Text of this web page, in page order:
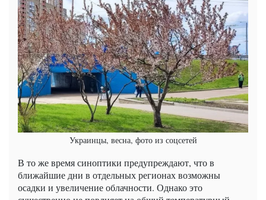
Украинцы, весна, фото из соцсетей
В то же время синоптики предупреждают, что в
ближайшие дни в отдельных регионах возможны
осадки и увеличение облачности. Однако это